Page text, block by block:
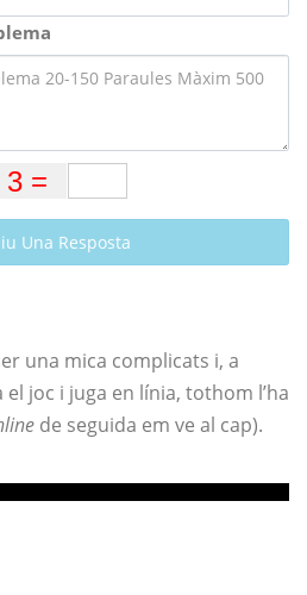
Una Resposta
una mica complicats i, a
el joc i juga en línia, tothom l’ha
de seguida em ve al cap).